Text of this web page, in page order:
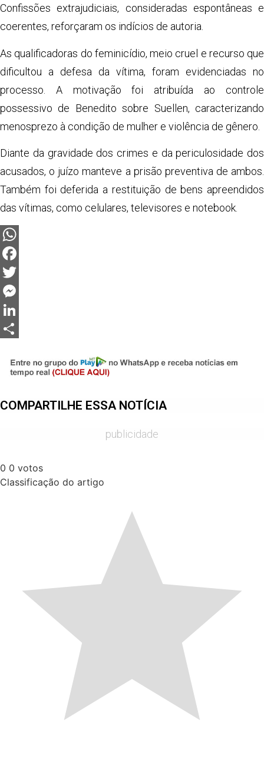
Confissões extrajudiciais, consideradas espontâneas e
coerentes, reforçaram os indícios de autoria.
As qualificadoras do feminicídio, meio cruel e recurso que
dificultou a defesa da vítima, foram evidenciadas no
processo. A motivação foi atribuída ao controle
possessivo de Benedito sobre Suellen, caracterizando
menosprezo à condição de mulher e violência de gênero.
Diante da gravidade dos crimes e da periculosidade dos
acusados, o juízo manteve a prisão preventiva de ambos.
Também foi deferida a restituição de bens apreendidos
das vítimas, como celulares, televisores e notebook.
WhatsApp
Facebook
Twitter
Messenger
LinkedIn
COMPARTILHE ESSA NOTÍCIA
publicidade
0 0 votos
Classificação do artigo